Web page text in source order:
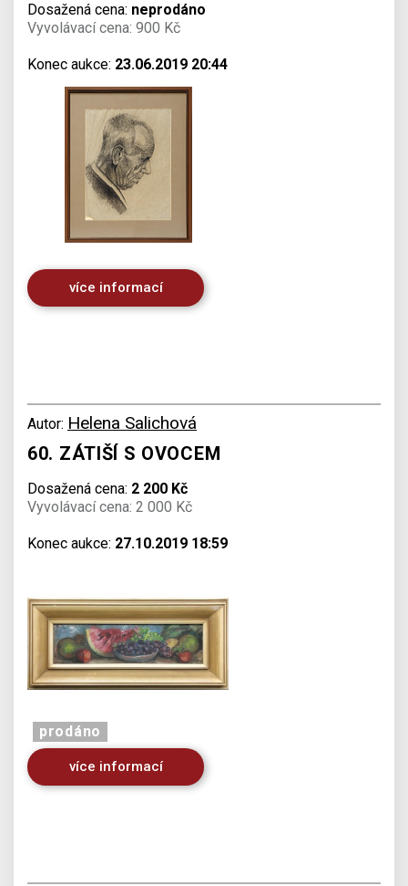
Dosažená cena: neprodáno
Vyvolávací cena: 900 Kč
Konec aukce: 23.06.2019 20:44
více informací
Autor: Helena Salichová
60. ZÁTIŠÍ S OVOCEM
Dosažená cena: 2 200 Kč
Vyvolávací cena: 2 000 Kč
Konec aukce: 27.10.2019 18:59
prodáno
více informací